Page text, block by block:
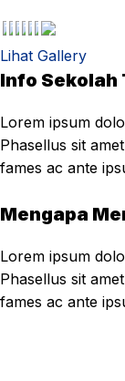
Lihat Gallery
Info Sekolah
Lorem ipsum
Phasellus sit
fames ac ante
Mengapa
Lorem ipsum
Phasellus sit
fames ac ante